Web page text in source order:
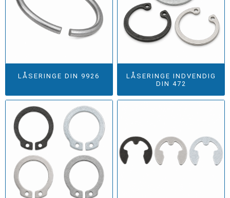
LÅSERINGE DIN 9926
LÅSERINGE INDVENDIG
DIN 472